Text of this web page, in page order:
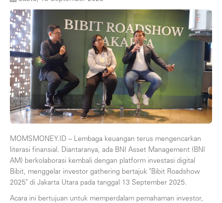
MOMSMONEY.ID – Lembaga keuangan terus mengencarkan
literasi finansial. Diantaranya, ada BNI Asset Management (BNI
AM) berkolaborasi kembali dengan platform investasi digital
Bibit, menggelar investor gathering bertajuk "Bibit Roadshow
2025" di Jakarta Utara pada tanggal 13 September 2025.
Acara ini bertujuan untuk memperdalam pemahaman investor,